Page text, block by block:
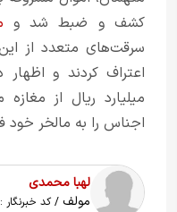
کشف و ضبط شد و
سرقت‌های متعدد از این
اعتراف کردند و
میلیارد ریال از
اجناس را به مالخر خود
لهبا محمدی
مولف / کد خبرنگار :